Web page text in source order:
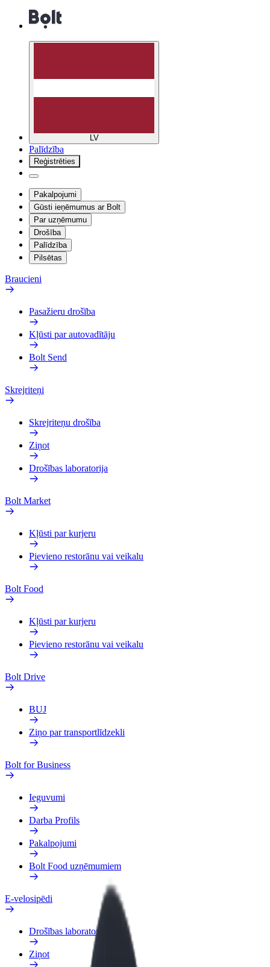
LV
Palīdzība
Reģistrēties
Pakalpojumi
Gūsti ieņēmumus ar Bolt
Par uzņēmumu
Drošība
Palīdzība
Pilsētas
Braucieni
Pasažieru drošība
Kļūsti par autovadītāju
Bolt Send
Skrejriteņi
Skrejriteņu drošība
Ziņot
Drošības laboratorija
Bolt Market
Kļūsti par kurjeru
Pievieno restorānu vai veikalu
Bolt Food
Kļūsti par kurjeru
Pievieno restorānu vai veikalu
Bolt Drive
BUJ
Ziņo par transportlīdzekli
Bolt for Business
Ieguvumi
Darba Profils
Pakalpojumi
Bolt Food uzņēmumiem
E-velosipēdi
Drošības laboratorija
Ziņot